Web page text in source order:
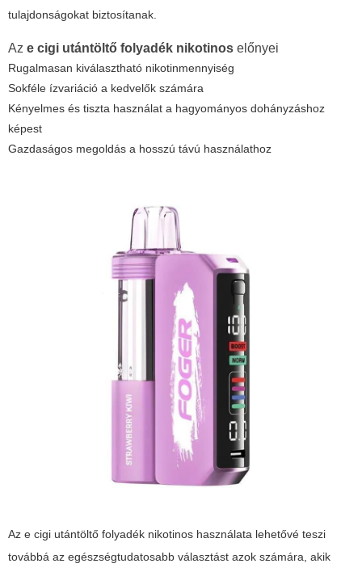
tulajdonságokat biztosítanak.
Az e cigi utántöltő folyadék nikotinos előnyei
Rugalmasan kiválasztható nikotinmennyiség
Sokféle ízvariáció a kedvelők számára
Kényelmes és tiszta használat a hagyományos dohányzáshoz
képest
Gazdaságos megoldás a hosszú távú használathoz
Az e cigi utántöltő folyadék nikotinos használata lehetővé teszi
továbbá az egészségtudatosabb választást azok számára, akik